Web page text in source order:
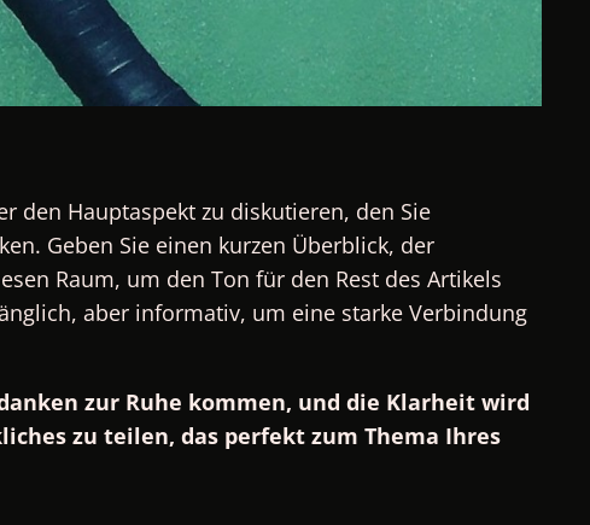
den Hauptaspekt zu diskutieren, den Sie
Geben Sie einen kurzen Überblick, der
Raum, um den Ton für den Rest des Artikels
aber informativ, um eine starke Verbindung
zur Ruhe kommen, und die Klarheit wird
zu teilen, das perfekt zum Thema Ihres